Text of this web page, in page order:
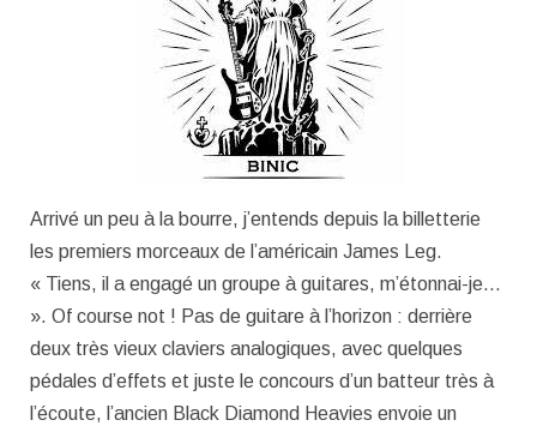
Arrivé un peu à la bourre, j’entends depuis la billetterie
les premiers morceaux de l’américain James Leg.
« Tiens, il a engagé un groupe à guitares, m’étonnai-je…
». Of course not ! Pas de guitare à l’horizon : derrière
deux très vieux claviers analogiques, avec quelques
pédales d’effets et juste le concours d’un batteur très à
l’écoute, l’ancien Black Diamond Heavies envoie un